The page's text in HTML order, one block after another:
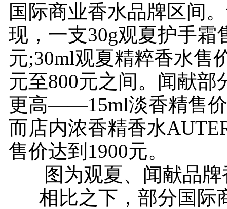
国际商业香水品牌区间
现，一支30g观夏护手霜
元;30ml观夏精粹香水售
元至800元之间。闻献部
更高——15ml淡香精售
而店内浓香精香水
售价达到1900元。
图为观夏、闻献品
相比之下，部分国际